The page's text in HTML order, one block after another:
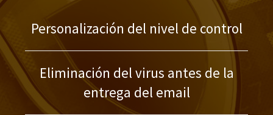
Personalización del nivel de control
Eliminación del virus antes de la
entrega del email